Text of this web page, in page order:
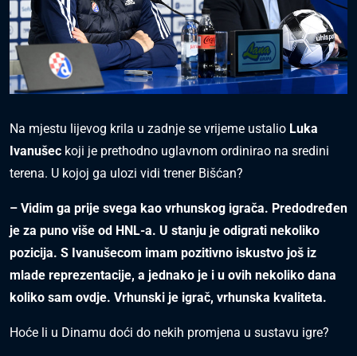
Na mjestu lijevog krila u zadnje se vrijeme ustalio Luka
Ivanušec koji je prethodno uglavnom ordinirao na sredini
terena. U kojoj ga ulozi vidi trener Bišćan?
– Vidim ga prije svega kao vrhunskog igrača. Predodređen
je za puno više od HNL-a. U stanju je odigrati nekoliko
pozicija. S Ivanušecom imam pozitivno iskustvo još iz
mlade reprezentacije, a jednako je i u ovih nekoliko dana
koliko sam ovdje. Vrhunski je igrač, vrhunska kvaliteta.
Hoće li u Dinamu doći do nekih promjena u sustavu igre?